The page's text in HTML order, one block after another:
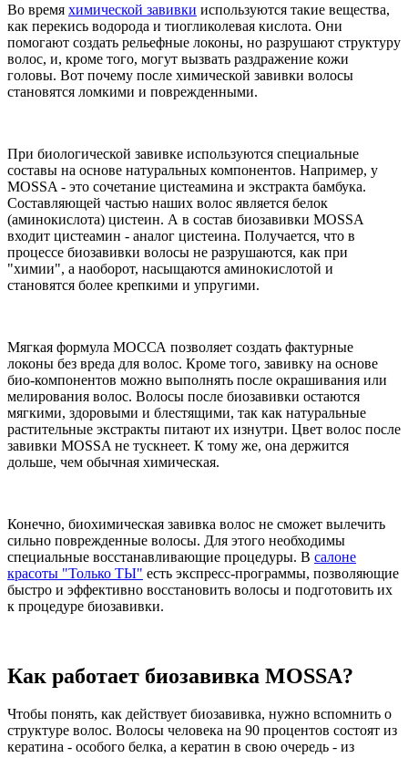
Во время химической завивки используются такие вещества,
как перекись водорода и тиогликолевая кислота. Они
помогают создать рельефные локоны, но разрушают структуру
волос, и, кроме того, могут вызвать раздражение кожи
головы. Вот почему после химической завивки волосы
становятся ломкими и поврежденными.
При биологической завивке используются специальные
составы на основе натуральных компонентов. Например, у
MOSSA - это сочетание цистеамина и экстракта бамбука.
Составляющей частью наших волос является белок
(аминокислота) цистеин. А в состав биозавивки MOSSA
входит цистеамин - аналог цистеина. Получается, что в
процессе биозавивки волосы не разрушаются, как при
"химии", а наоборот, насыщаются аминокислотой и
становятся более крепкими и упругими.
Мягкая формула МОССА позволяет создать фактурные
локоны без вреда для волос. Кроме того, завивку на основе
био-компонентов можно выполнять после окрашивания или
мелирования волос. Волосы после биозавивки остаются
мягкими, здоровыми и блестящими, так как натуральные
растительные экстракты питают их изнутри. Цвет волос после
завивки MOSSA не тускнеет. К тому же, она держится
дольше, чем обычная химическая.
Конечно, биохимическая завивка волос не сможет вылечить
сильно поврежденные волосы. Для этого необходимы
специальные восстанавливающие процедуры. В салоне
красоты "Только ТЫ" есть экспресс-программы, позволяющие
быстро и эффективно восстановить волосы и подготовить их
к процедуре биозавивки.
Как работает биозавивка MOSSA?
Чтобы понять, как действует биозавивка, нужно вспомнить о
структуре волос. Волосы человека на 90 процентов состоят из
кератина - особого белка, а кератин в свою очередь - из